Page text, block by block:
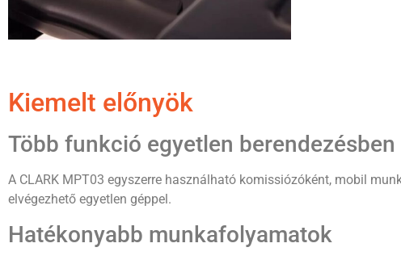
Kiemelt előnyök
Több funkció egyetlen berendezésben
A CLARK MPT03 egyszerre használható komissiózóként, mobil
elvégezhető egyetlen géppel.
Hatékonyabb munkafolyamatok